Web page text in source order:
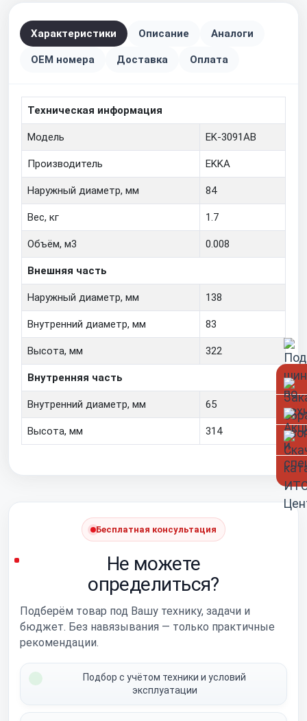
Характеристики Описание Аналоги
OEM номера Доставка Оплата
Техническая информация
Модель EK-3091AB
Производитель EKKA
Наружный диаметр, мм 84
Вес, кг 1.7
Объём, м3 0.008
Внешняя часть
Наружный диаметр, мм 138
Внутренний диаметр, мм 83
Высота, мм 322
Внутренняя часть
Внутренний диаметр, мм 65
Высота, мм 314
Бесплатная консультация
Не можете
определиться?
Подберём товар под Вашу технику, задачи и
бюджет. Без навязывания — только практичные
рекомендации.
Подбор с учётом техники и условий
эксплуатации